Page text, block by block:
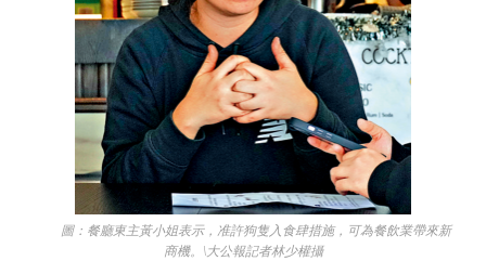
圖：餐廳東主黃小姐表示，准許狗隻入食肆措施，可為餐飲業帶來新
商機。\大公報記者林少權攝